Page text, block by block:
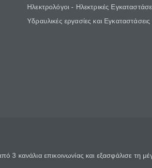
Ηλεκτρολόγοι - Ηλεκτρικές
Υδραυλικές εργασίες και Εγκαταστάσεις
κανάλια επικοινωνίας και εξασφάλισε τη